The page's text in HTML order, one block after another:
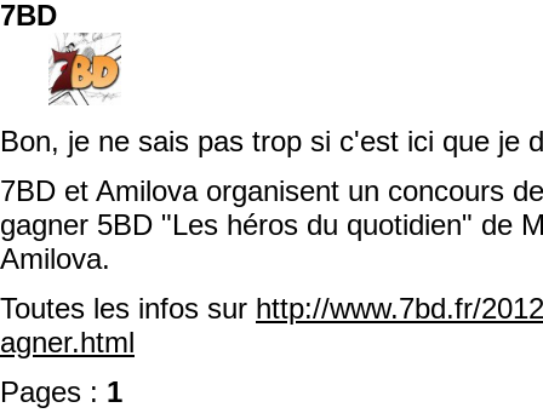
7BD
Bon, je ne sais pas trop si c'est ici que je
7BD et Amilova organisent un concours
gagner 5BD "Les héros du quotidien" de
Amilova.
Toutes les infos sur http://www.7bd.fr/
agner.html
Pages : 1